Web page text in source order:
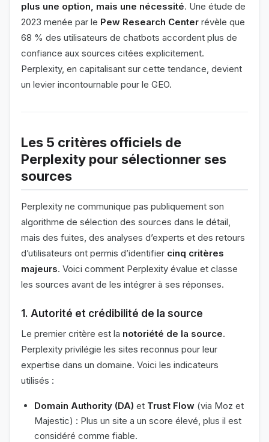
plus une option, mais une nécessité. Une étude de
2023 menée par le Pew Research Center révèle que
68 % des utilisateurs de chatbots accordent plus de
confiance aux sources citées explicitement.
Perplexity, en capitalisant sur cette tendance, devient
un levier incontournable pour le GEO.
Les 5 critères officiels de
Perplexity pour sélectionner ses
sources
Perplexity ne communique pas publiquement son
algorithme de sélection des sources dans le détail,
mais des fuites, des analyses d’experts et des retours
d’utilisateurs ont permis d’identifier cinq critères
majeurs. Voici comment Perplexity évalue et classe
les sources avant de les intégrer à ses réponses.
1. Autorité et crédibilité de la source
Le premier critère est la notoriété de la source.
Perplexity privilégie les sites reconnus pour leur
expertise dans un domaine. Voici les indicateurs
utilisés :
Domain Authority (DA) et Trust Flow (via Moz et
Majestic) : Plus un site a un score élevé, plus il est
considéré comme fiable.